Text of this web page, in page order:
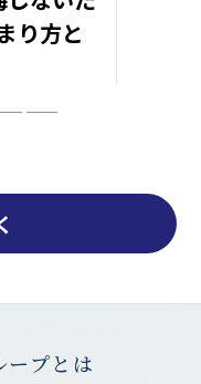
ープとは